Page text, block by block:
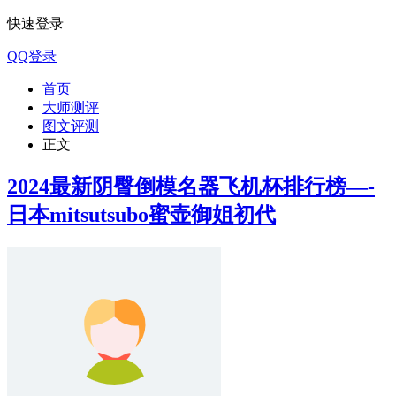
快速登录
QQ登录
首页
大师测评
图文评测
正文
2024最新阴臀倒模名器飞机杯排行榜—-
日本mitsutsubo蜜壶御姐初代